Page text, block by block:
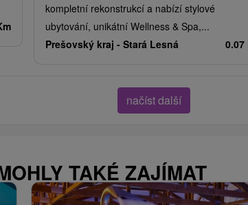
kompletní rekonstrukcí a nabízí stylové
ubytování, unikátní Wellness & Spa,...
Prešovský kraj - Stará Lesná 0.07
načíst další
TAKÉ ZAJÍMAT